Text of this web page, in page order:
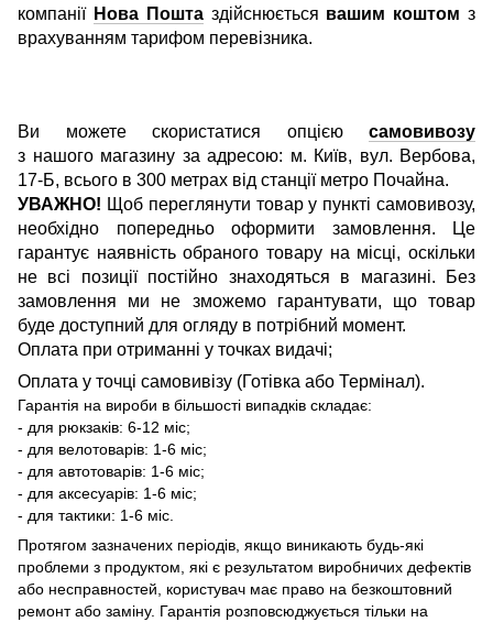
компанії Нова Поштаздійснюється вашим коштом з
врахуванням тарифом перевізника.
Ви можете скористатися опцією самовивозу
з нашого магазину за адресою: м. Київ, вул. Вербова,
17-Б, всього в 300 метрах від станції метро Почайна.
УВАЖНО! Щоб переглянути товар у пункті самовивозу,
необхідно попередньо оформити замовлення. Це
гарантує наявність обраного товару на місці, оскільки
не всі позиції постійно знаходяться в магазині. Без
замовлення ми не зможемо гарантувати, що товар
буде доступний для огляду в потрібний момент.
Оплата при отриманні у точках видачі;
Оплата у точці самовивізу (Готівка або Термінал).
Гарантія на вироби в більшості випадків складає:
- для рюкзаків: 6-12 міс;
- для велотоварів: 1-6 міс;
- для автотоварів: 1-6 міс;
- для аксесуарів: 1-6 міс;
- для тактики: 1-6 міс.
Протягом зазначених періодів, якщо виникають будь-які
проблеми з продуктом, які є результатом виробничих дефектів
або несправностей, користувач має право на безкоштовний
ремонт або заміну. Гарантія розповсюджується тільки на